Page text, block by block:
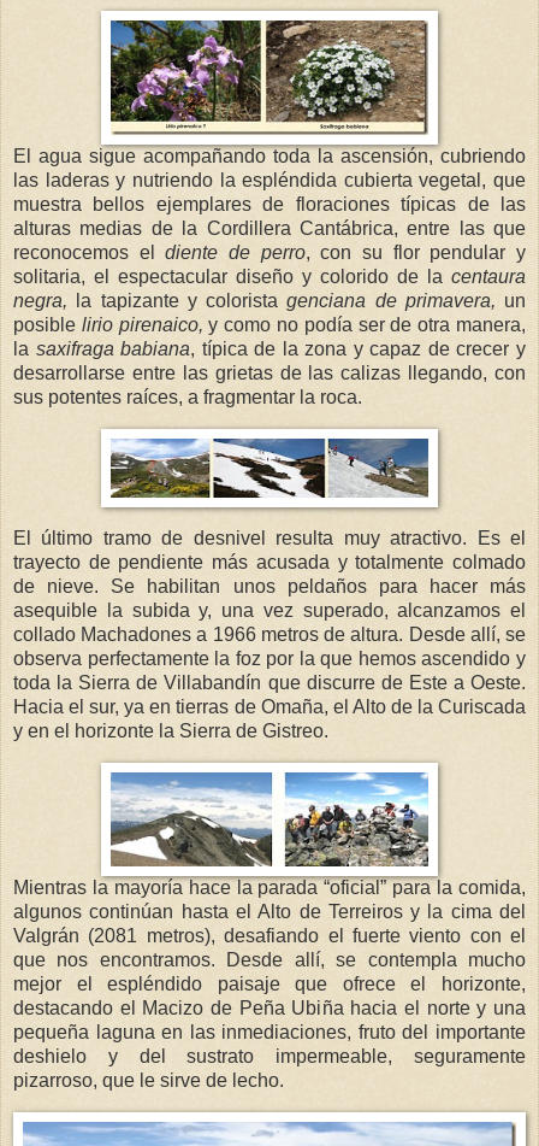
El agua sigue acompañando toda la ascensión, cubriendo
las laderas y nutriendo la espléndida cubierta vegetal, que
muestra bellos ejemplares de floraciones típicas de las
alturas medias de la Cordillera Cantábrica, entre las que
reconocemos eldiente de perro, con su flor pendular y
solitaria, el espectacular diseño y colorido de la centaura
negra,
la tapizante y coloristagenciana de primavera, un
posible lirio pirenaico,y como no podía ser de otra manera,
la saxifraga babiana, típica de la zona y capaz de crecer y
desarrollarse entre las grietas de las calizas llegando, con
sus potentes raíces, a fragmentar la roca.
El último tramo de desnivel resulta muy atractivo. Es el
trayecto de pendiente más acusada y totalmente colmado
de nieve. Se habilitan unos peldaños para hacer más
asequible la subida y, una vez superado, alcanzamos el
collado Machadones a 1966 metros de altura. Desde allí, se
observa perfectamente la foz por la que hemos ascendido y
toda la Sierra de Villabandín que discurre de Este a Oeste.
Hacia el sur, ya en tierras de Omaña, el Alto de la Curiscada
y en el horizonte la Sierra de Gistreo.
Mientras la mayoría hace la parada “oficial” para la comida,
algunos continúan hasta el Alto de Terreiros y la cima del
Valgrán (2081 metros), desafiando el fuerte viento con el
que nos encontramos. Desde allí, se contempla mucho
mejor el espléndido paisaje que ofrece el horizonte,
destacando el Macizo de Peña Ubiña hacia el norte y una
pequeña laguna en las inmediaciones, fruto del importante
deshielo y del sustrato impermeable, seguramente
pizarroso, que le sirve de lecho.